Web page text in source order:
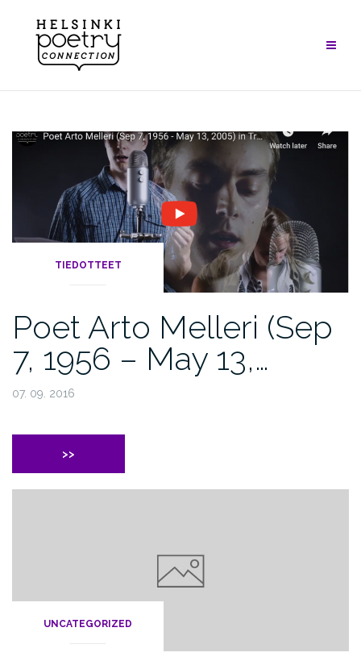
content
TIEDOTTEET
Poet Arto Melleri (Sep
7, 1956 – May 13,…
07. 09. 2016
>>
UNCATEGORIZED